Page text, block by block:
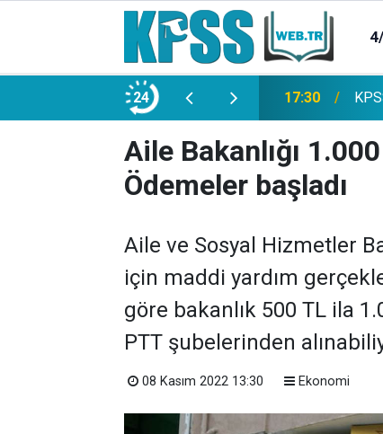
24
Memur Alımı Başlıyor! 21:20 TL
Aile Bakanlığı
Ödemeler başladı
Aile ve Sosyal Hizmetler
için maddi yardım
göre bakanlık 500 TL ila
PTT şubelerinden
08 Kasım 2022 13:30 Ekonomi